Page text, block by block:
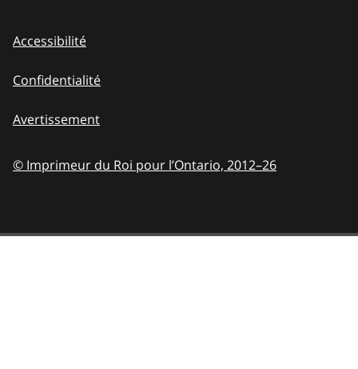
Accessibilité
Confidentialité
Avertissement
© Imprimeur du Roi pour l’Ontario, 2012–26